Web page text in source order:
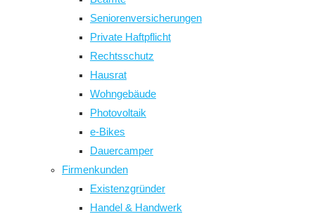
Seniorenversicherungen
Private Haftpflicht
Rechtsschutz
Hausrat
Wohngebäude
Photovoltaik
e-Bikes
Dauercamper
Firmenkunden
Existenzgründer
Handel & Handwerk